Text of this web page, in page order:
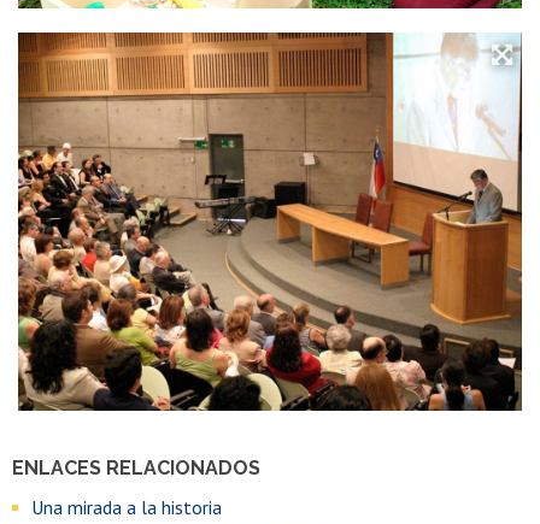
ENLACES RELACIONADOS
Una mirada a la historia